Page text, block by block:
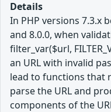
Details
In PHP versions 7.3.x
and 8.0.0, when
filter_var($url,
an URL with invalid
lead to functions that
parse the URL and
components of the